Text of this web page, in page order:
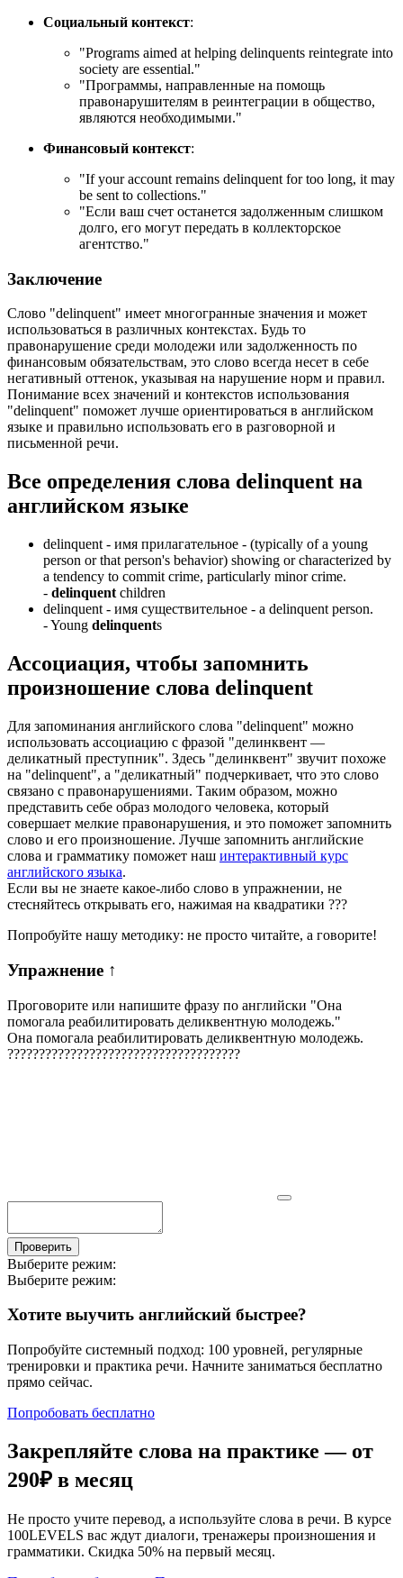
Социальный контекст:
"Programs aimed at helping delinquents reintegrate into
society are essential."
"Программы, направленные на помощь
правонарушителям в реинтеграции в общество,
являются необходимыми."
Финансовый контекст:
"If your account remains delinquent for too long, it may
be sent to collections."
"Если ваш счет останется задолженным слишком
долго, его могут передать в коллекторское
агентство."
Заключение
Слово "delinquent" имеет многогранные значения и может
использоваться в различных контекстах. Будь то
правонарушение среди молодежи или задолженность по
финансовым обязательствам, это слово всегда несет в себе
негативный оттенок, указывая на нарушение норм и правил.
Понимание всех значений и контекстов использования
"delinquent" поможет лучше ориентироваться в английском
языке и правильно использовать его в разговорной и
письменной речи.
Все определения слова delinquent на
английском языке
delinquent - имя прилагательное - (typically of a young
person or that person's behavior) showing or characterized by
a tendency to commit crime, particularly minor crime.
- delinquent children
delinquent - имя существительное - a delinquent person.
-Young delinquents
Ассоциация, чтобы запомнить
произношение слова delinquent
Для запоминания английского слова "delinquent" можно
использовать ассоциацию с фразой "делинквент —
деликатный преступник". Здесь "делинквент" звучит похоже
на "delinquent", а "деликатный" подчеркивает, что это слово
связано с правонарушениями. Таким образом, можно
представить себе образ молодого человека, который
совершает мелкие правонарушения, и это поможет запомнить
слово и его произношение. Лучше запомнить английские
слова и грамматику поможет наш интерактивный курс
английского языка.
Если вы не знаете какое-либо слово в упражнении, не
стесняйтесь открывать его, нажимая на квадратики ???
Попробуйте нашу методику: не просто читайте, а говорите!
Упражнение ↑
Проговорите или напишите фразу по английски "Она
помогала реабилитировать деликвентную молодежь."
Она помогала реабилитировать деликвентную молодежь.
?????????????????????????????????????
Проверить
Выберите режим:
Выберите режим:
Хотите выучить английский быстрее?
Попробуйте системный подход: 100 уровней, регулярные
тренировки и практика речи. Начните заниматься бесплатно
прямо сейчас.
Попробовать бесплатно
Закрепляйте слова на практике — от
290₽ в месяц
Не просто учите перевод, а используйте слова в речи. В курсе
100LEVELS вас ждут диалоги, тренажеры произношения и
грамматики. Скидка 50% на первый месяц.